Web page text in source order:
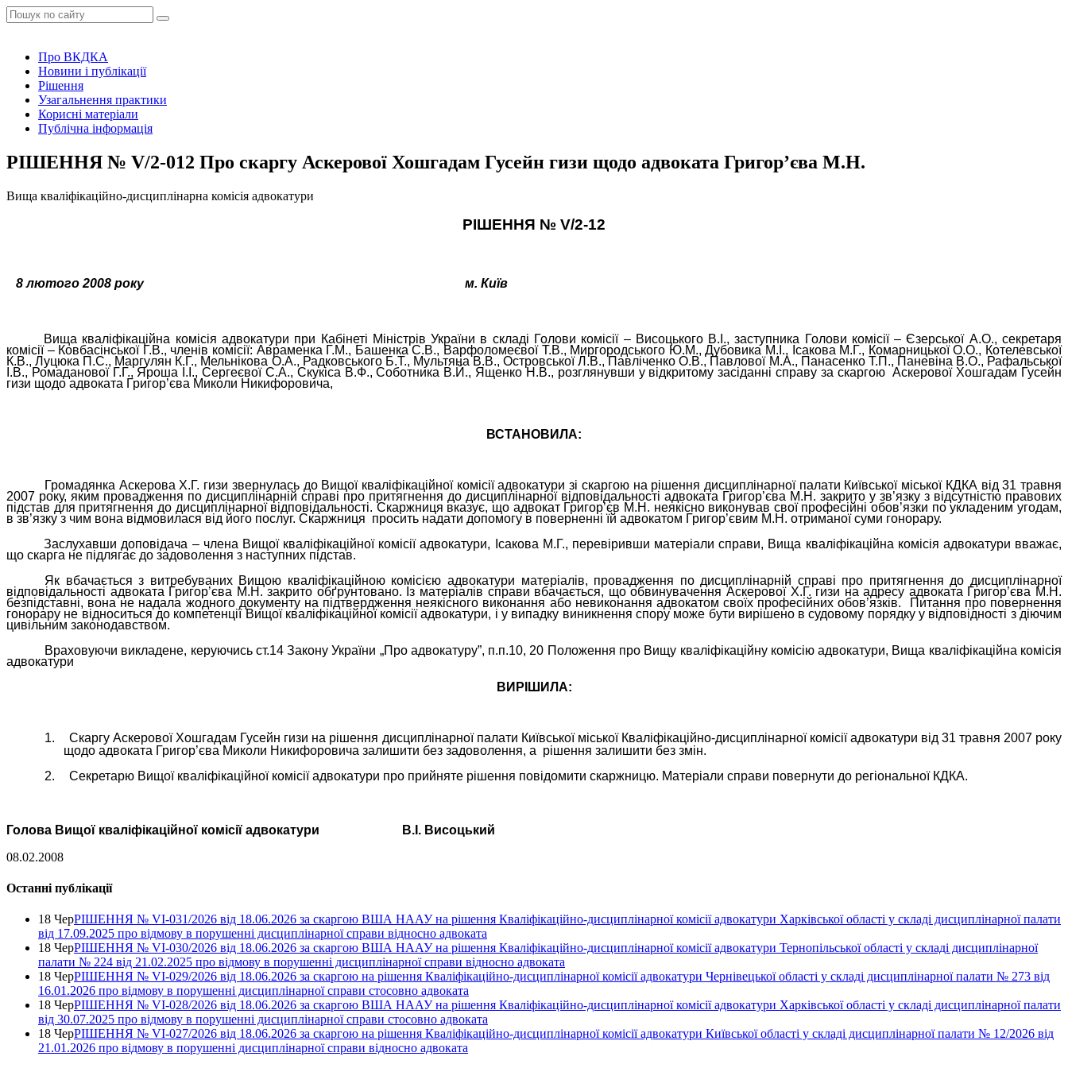
Про ВКДКА
Новини і публікації
Рішення
Узагальнення практики
Корисні матеріали
Публічна інформація
РІШЕННЯ № V/2-012 Про скаргу Аскерової Хошгадам Гусейн гизи щодо адвоката Григор’єва М.Н.
Вища кваліфікаційно-дисциплінарна комісія адвокатури
РІШЕННЯ № V/2-12
8 лютого 2008 року м. Київ
Вища кваліфікаційна комісія адвокатури при Кабінеті Міністрів України в складі Голови комісії – Висоцького В.І., заступника Голови комісії – Єзерської А.О., секретаря
комісії – Ковбасінської Г.В., членів комісії: Авраменка Г.М., Башенка С.В., Варфоломеєвої Т.В., Миргородського Ю.М., Дубовика М.І., Ісакова М.Г., Комарницької О.О., Котелевської
К.В., Луцюка П.С., Маргулян К.Г., Мельнікова О.А., Радковського Б.Т., Мультяна В.В., Островської Л.В., Павліченко О.В., Павлової М.А., Панасенко Т.П., Паневіна В.О., Рафальської
І.В., Ромаданової Г.Г., Яроша І.І., Сергеєвої С.А., Скукіса В.Ф., Соботника В.Й., Ященко Н.В., розглянувши у відкритому засіданні справу за скаргою Аскерової Хошгадам Гусейн
гизи щодо адвоката Григор’єва Миколи Никифоровича,
ВСТАНОВИЛА:
Громадянка Аскерова Х.Г. гизи звернулась до Вищої кваліфікаційної комісії адвокатури зі скаргою на рішення дисциплінарної палати Київської міської КДКА від 31 травня
2007 року, яким провадження по дисциплінарній справі про притягнення до дисциплінарної відповідальності адвоката Григор’єва М.Н. закрито у зв’язку з відсутністю правових
підстав для притягнення до дисциплінарної відповідальності. Скаржниця вказує, що адвокат Григор’єв М.Н. неякісно виконував свої професійні обов’язки по укладеним угодам,
в зв’язку з чим вона відмовилася від його послуг. Скаржниця просить надати допомогу в поверненні їй адвокатом Григор’євим М.Н. отриманої суми гонорару.
Заслухавши доповідача – члена Вищої кваліфікаційної комісії адвокатури, Ісакова М.Г., перевіривши матеріали справи, Вища кваліфікаційна комісія адвокатури вважає,
що скарга не підлягає до задоволення з наступних підстав.
Як вбачається з витребуваних Вищою кваліфікаційною комісією адвокатури матеріалів, провадження по дисциплінарній справі про притягнення до дисциплінарної
відповідальності адвоката Григор’єва М.Н. закрито обґрунтовано. Із матеріалів справи вбачається, що обвинувачення Аскерової Х.Г. гизи на адресу адвоката Григор’єва М.Н.
безпідставні, вона не надала жодного документу на підтвердження неякісного виконання або невиконання адвокатом своїх професійних обов’язків.
Питання про повернення
гонорару не відноситься до компетенції Вищої кваліфікаційної комісії адвокатури, і у випадку виникнення спору може бути вирішено в судовому порядку у відповідності з діючим
цивільним законодавством.
Враховуючи викладене, керуючись ст.14 Закону України „Про адвокатуру”, п.п.10, 20 Положення про Вищу кваліфікаційну комісію адвокатури, Вища кваліфікаційна комісія
адвокатури
ВИРІШИЛА:
1.
Скаргу Аскерової Хошгадам Гусейн гизи на рішення дисциплінарної палати Київської міської Кваліфікаційно-дисциплінарної комісії адвокатури від 31 травня 2007 року
щодо адвоката Григор’єва Миколи Никифоровича залишити без задоволення, а рішення залишити без змін.
2.
Секретарю Вищої кваліфікаційної комісії адвокатури про прийняте рішення повідомити скаржницю. Матеріали справи повернути до регіональної КДКА.
Голова Вищої кваліфікаційної комісії адвокатури В.І. Висоцький
08.02.2008
Останні публікації
18 ЧерРІШЕННЯ № VІ-031/2026 від 18.06.2026 за скаргою ВША НААУ на рішення Кваліфікаційно-дисциплінарної комісії адвокатури Харківської області у складі дисциплінарної палати
від 17.09.2025 про відмову в порушенні дисциплінарної справи відносно адвоката
18 ЧерРІШЕННЯ № VІ-030/2026 від 18.06.2026 за скаргою ВША НААУ на рішення Кваліфікаційно-дисциплінарної комісії адвокатури Тернопільської області у складі дисциплінарної
палати № 224 від 21.02.2025 про відмову в порушенні дисциплінарної справи відносно адвоката
18 ЧерРІШЕННЯ № VІ-029/2026 від 18.06.2026 за скаргою на рішення Кваліфікаційно-дисциплінарної комісії адвокатури Чернівецької області у складі дисциплінарної палати № 273 від
16.01.2026 про відмову в порушенні дисциплінарної справи стосовно адвоката
18 ЧерРІШЕННЯ № VІ-028/2026 від 18.06.2026 за скаргою ВША НААУ на рішення Кваліфікаційно-дисциплінарної комісії адвокатури Харківської області у складі дисциплінарної палати
від 30.07.2025 про відмову в порушенні дисциплінарної справи стосовно адвоката
18 ЧерРІШЕННЯ № VІ-027/2026 від 18.06.2026 за скаргою на рішення Кваліфікаційно-дисциплінарної комісії адвокатури Київської області у складі дисциплінарної палати № 12/2026 від
21.01.2026 про відмову в порушенні дисциплінарної справи відносно адвоката